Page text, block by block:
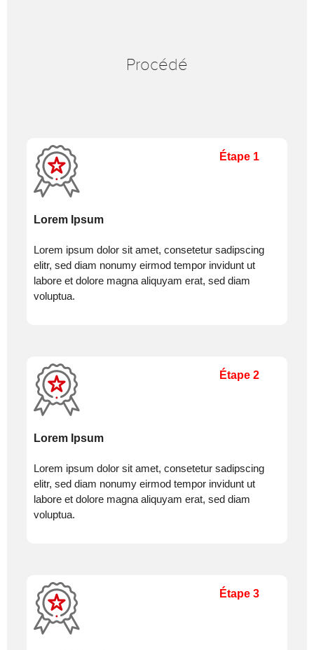
Procédé
Étape 1
Lorem Ipsum
Lorem ipsum dolor sit amet, consetetur sadipscing
elitr, sed diam nonumy eirmod tempor invidunt ut
labore et dolore magna aliquyam erat, sed diam
voluptua.
Étape 2
Lorem Ipsum
Lorem ipsum dolor sit amet, consetetur sadipscing
elitr, sed diam nonumy eirmod tempor invidunt ut
labore et dolore magna aliquyam erat, sed diam
voluptua.
Étape 3